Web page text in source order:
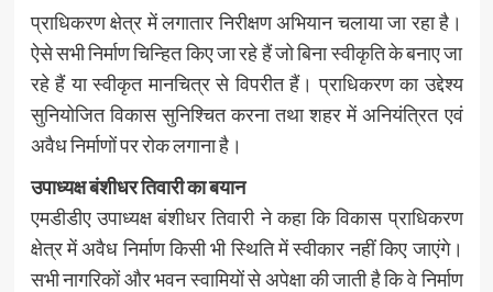
प्राधिकरण क्षेत्र में लगातार निरीक्षण अभियान चलाया जा रहा है।
ऐसे सभी निर्माण चिन्हित किए जा रहे हैं जो बिना स्वीकृति के बनाए जा
रहे हैं या स्वीकृत मानचित्र से विपरीत हैं। प्राधिकरण का उद्देश्य
सुनियोजित विकास सुनिश्चित करना तथा शहर में अनियंत्रित एवं
अवैध निर्माणों पर रोक लगाना है।
उपाध्यक्ष बंशीधर तिवारी का बयान
एमडीडीए उपाध्यक्ष बंशीधर तिवारी ने कहा कि विकास प्राधिकरण
क्षेत्र में अवैध निर्माण किसी भी स्थिति में स्वीकार नहीं किए जाएंगे।
सभी नागरिकों और भवन स्वामियों से अपेक्षा की जाती है कि वे निर्माण